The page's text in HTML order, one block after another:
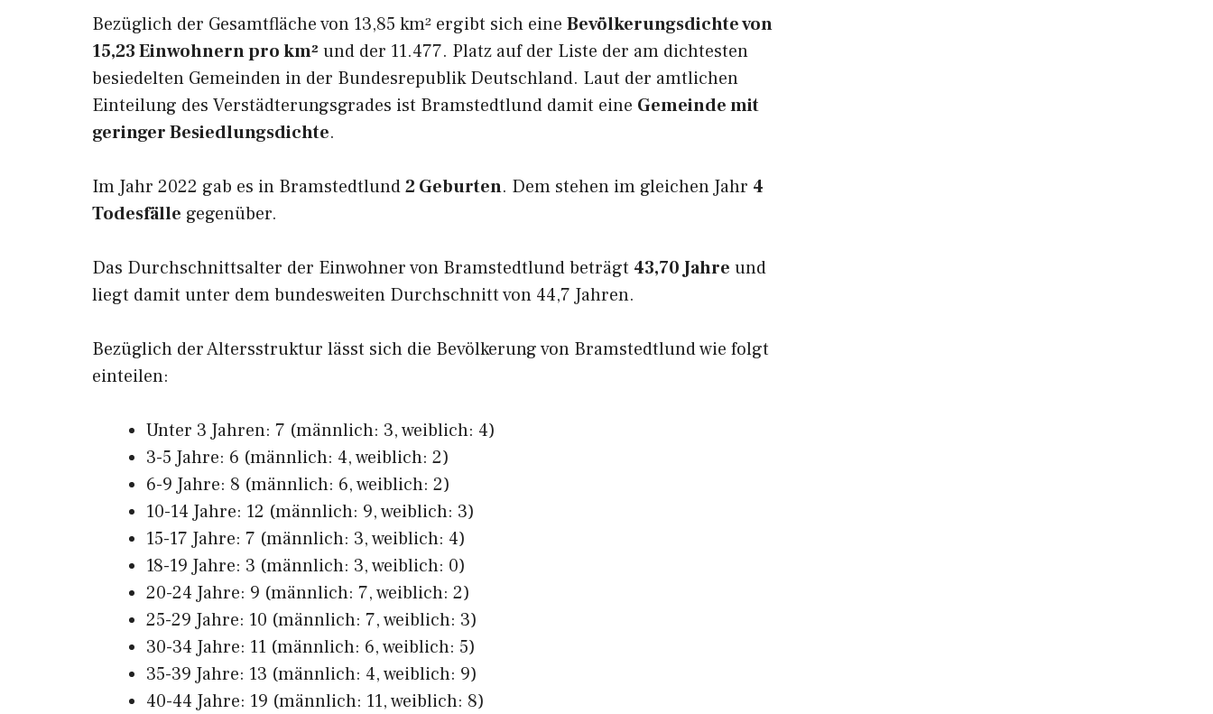
Bezüglich der Gesamtfläche von 13,85 km² ergibt sich eine Bevölkerungsdichte von
15,23 Einwohnern pro km² und der 11.477. Platz auf der Liste der am dichtesten
besiedelten Gemeinden in der Bundesrepublik Deutschland. Laut der amtlichen
Einteilung des Verstädterungsgrades ist Bramstedtlund damit eine Gemeinde mit
geringer Besiedlungsdichte.
Im Jahr 2022 gab es in Bramstedtlund2 Geburten. Dem stehen im gleichen Jahr 4
Todesfälle gegenüber.
Das Durchschnittsalter der Einwohner von Bramstedtlund beträgt 43,70 Jahre und
liegt damit unter dem bundesweiten Durchschnitt von 44,7 Jahren.
Bezüglich der Altersstruktur lässt sich die Bevölkerung von Bramstedtlund wie folgt
einteilen:
Unter 3 Jahren: 7 (männlich: 3, weiblich: 4)
3-5 Jahre: 6 (männlich: 4, weiblich: 2)
6-9 Jahre: 8 (männlich: 6, weiblich: 2)
10-14 Jahre: 12 (männlich: 9, weiblich: 3)
15-17 Jahre: 7 (männlich: 3, weiblich: 4)
18-19 Jahre: 3 (männlich: 3, weiblich: 0)
20-24 Jahre: 9 (männlich: 7, weiblich: 2)
25-29 Jahre: 10 (männlich: 7, weiblich: 3)
30-34 Jahre: 11 (männlich: 6, weiblich: 5)
35-39 Jahre: 13 (männlich: 4, weiblich: 9)
40-44 Jahre: 19 (männlich: 11, weiblich: 8)